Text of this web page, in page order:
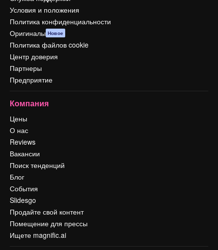
Условия и положения
Политика конфиденциальности
Оригиналы Новое
Политика файлов cookie
Центр доверия
Партнеры
Предприятие
Компания
Цены
О нас
Reviews
Вакансии
Поиск тенденций
Блог
События
Slidesgo
Продайте свой контент
Помещение для прессы
Ищете magnific.ai